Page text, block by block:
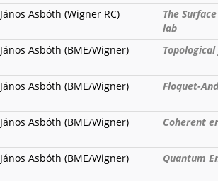
János Asbóth (Wigner RC)
The
lab
János Asbóth (BME/Wigner)
János Asbóth (BME/Wigner) Floquet-
János Asbóth (BME/Wigner) Coherent
János Asbóth (BME/Wigner) Quantum